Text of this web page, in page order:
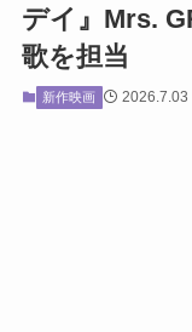
デイ』Mrs.
歌を担当
新作映画 2026.7.03